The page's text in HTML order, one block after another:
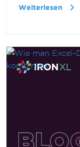
Weiterlesen